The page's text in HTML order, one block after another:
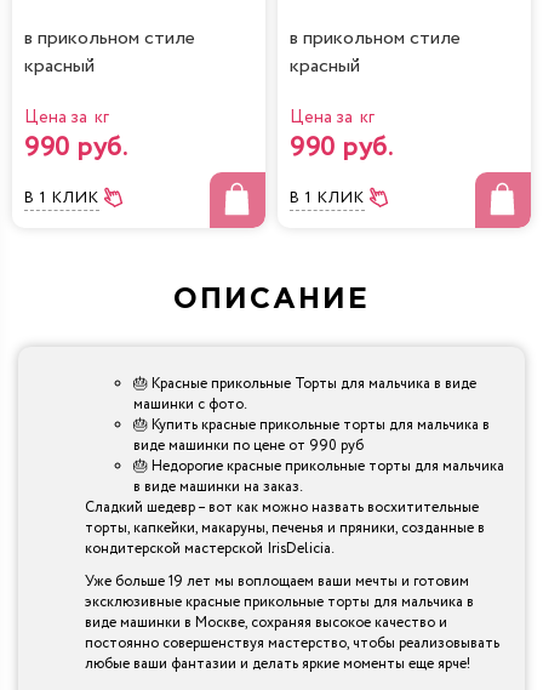
в прикольном стиле
красный
Цена за кг
990 руб.
В 1 КЛИК
в прикольном стиле
красный
Цена за кг
990 руб.
В 1 КЛИК
ОПИСАНИЕ
🎂 Красные прикольные Торты для мальчика в виде
машинки с фото.
🎂 Купить красные прикольные торты для мальчика в
виде машинки по цене от 990 руб
🎂 Недорогие красные прикольные торты для мальчика
в виде машинки на заказ.
Сладкий шедевр – вот как можно назвать восхитительные
торты, капкейки, макаруны, печенья и пряники, созданные в
кондитерской мастерской IrisDelicia.
Уже больше 19 лет мы воплощаем ваши мечты и готовим
эксклюзивные красные прикольные торты для мальчика в
виде машинки в Москве, сохраняя высокое качество и
постоянно совершенствуя мастерство, чтобы реализовывать
любые ваши фантазии и делать яркие моменты еще ярче!